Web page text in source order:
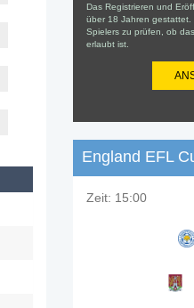
Das Registrieren und
über 18 Jahren gestattet.
Spielers zu prüfen, ob
erlaubt ist.
England EFL
Zeit: 15:00